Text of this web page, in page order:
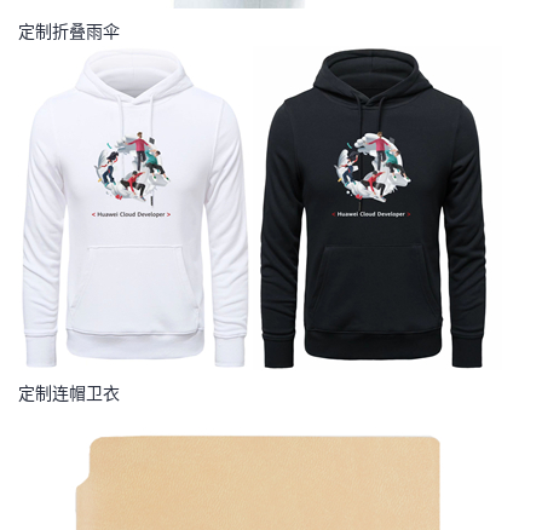
定制折叠雨伞
定制连帽卫衣